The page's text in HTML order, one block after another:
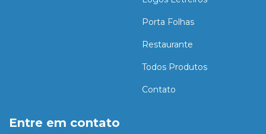
Porta Folhas
Restaurante
Todos Produtos
Contato
Entre em contato